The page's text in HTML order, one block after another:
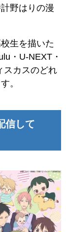
野はりの漫
生を描いた
・U-NEXT・
スカスのどれ
。
信して